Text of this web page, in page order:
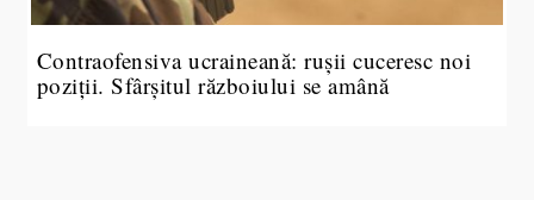
Contraofensiva ucraineană: rușii cuceresc noi
poziții. Sfârșitul războiului se amână